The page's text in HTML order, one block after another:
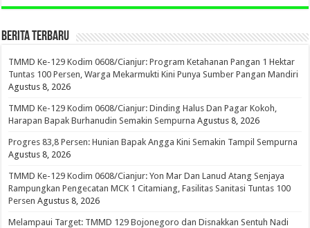
BERITA TERBARU
TMMD Ke-129 Kodim 0608/Cianjur: Program Ketahanan Pangan 1 Hektar
Tuntas 100 Persen, Warga Mekarmukti Kini Punya Sumber Pangan Mandiri
Agustus 8, 2026
TMMD Ke-129 Kodim 0608/Cianjur: Dinding Halus Dan Pagar Kokoh,
Harapan Bapak Burhanudin Semakin Sempurna Agustus 8, 2026
Progres 83,8 Persen: Hunian Bapak Angga Kini Semakin Tampil Sempurna
Agustus 8, 2026
TMMD Ke-129 Kodim 0608/Cianjur: Yon Mar Dan Lanud Atang Senjaya
Rampungkan Pengecatan MCK 1 Citamiang, Fasilitas Sanitasi Tuntas 100
Persen Agustus 8, 2026
Melampaui Target: TMMD 129 Bojonegoro dan Disnakkan Sentuh Nadi